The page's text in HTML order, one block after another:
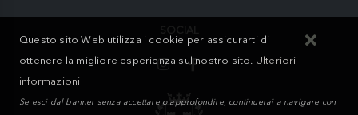
Questo sito Web utilizza i cookie per assicurarti di
ottenere la migliore esperienza sul nostro sito. Ulteriori
informazioni
Se esci dal banner senza accettare o approfondire, continuerai a navigare con